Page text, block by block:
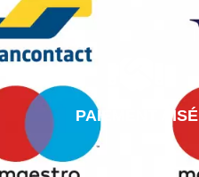
PAIEMENT AISÉ